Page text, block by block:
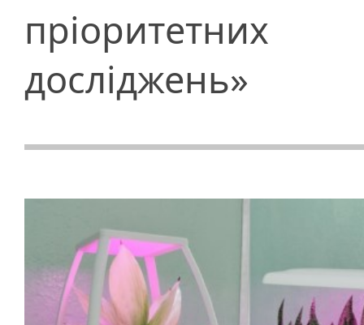
пріоритетних
досліджень»